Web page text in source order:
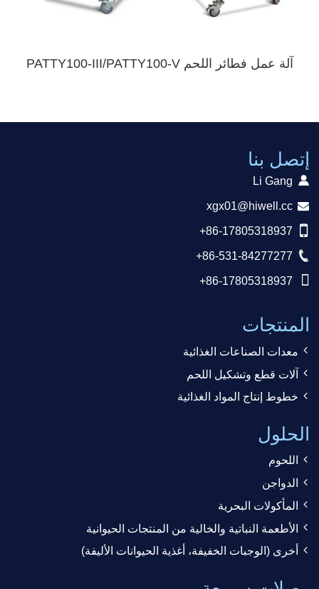
آلة عمل فطائر اللحم PATTY100-III/PATTY100-V
إتصل بنا
Li Gang
xgx01@hiwell.cc
+86-17805318937
+86-531-84277277
+86-17805318937
المنتجات
معدات الصناعات الغذائية
آلات قطع وتشكيل اللحم
خطوط إنتاج المواد الغذائية
الحلول
اللحوم
الدواجن
المأكولات البحرية
الأطعمة النباتية والخالية من المنتجات الحيوانية
أخرى (الوجبات الخفيفة، أغذية الحيوانات الأليفة)